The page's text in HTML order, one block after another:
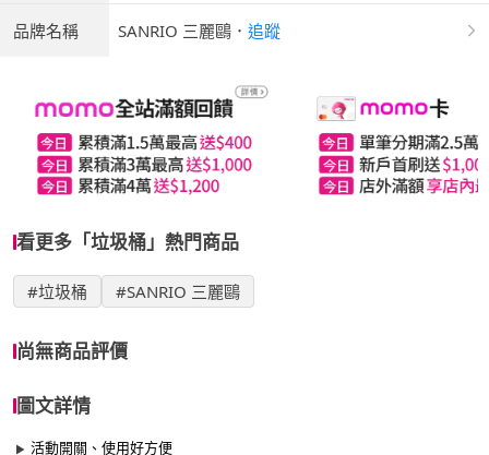
品牌名稱 SANRIO 三麗鷗 ． 追蹤
看更多「垃圾桶」熱門商品
#垃圾桶 #SANRIO 三麗鷗
尚無商品評價
圖文詳情
活動開關、使用好方便